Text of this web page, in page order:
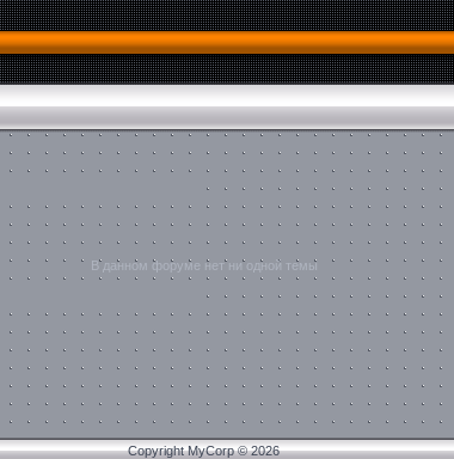
В данном форуме нет ни одной темы
Copyright MyCorp © 2026